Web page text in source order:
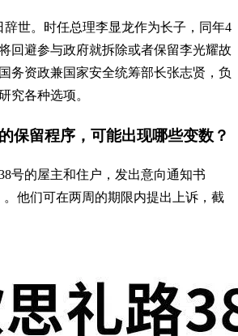
辞世。时任总理李显龙作为长子，同年4
回避参与政府就拆除或者保留李光耀故
务资政兼国家安全统筹部长张志贤，负
究各种选项。
保留程序，可能出现哪些变数？
号的屋主和住户，发出意向通知书
。他们可在两周的期限内提出上诉，截